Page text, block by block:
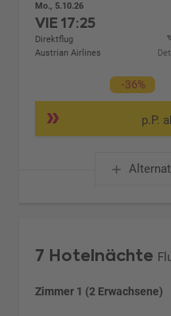
Mo., 5.10.26
VIE17:25
Direktflug
Austrian Airlines
-36%
p.P.
7 Hotelnächte
Zimmer 1 (2 Erwachsene)